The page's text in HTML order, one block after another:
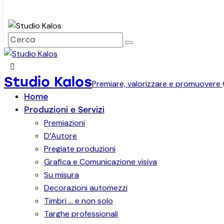
Studio KalosPremiare, valorizzare e promuovere
Home
Produzioni e Servizi
Premiazioni
D’Autore
Pregiate produzioni
Grafica e Comunicazione visiva
Su misura
Decorazioni automezzi
Timbri … e non solo
Targhe professionali